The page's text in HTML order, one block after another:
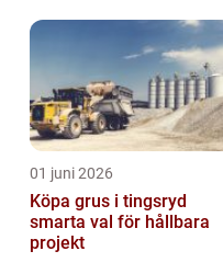
01 juni 2026
Köpa grus i tingsryd
smarta val för hållbara
projekt